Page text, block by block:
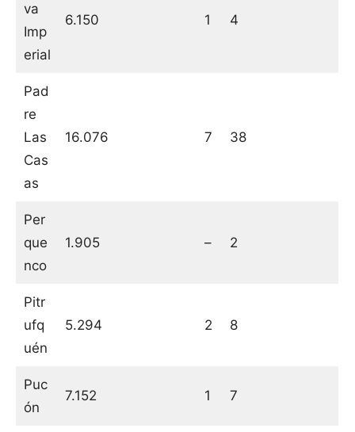
va
Imp
erial
6.150 1 4
Pad
re
Las
Cas
as
16.076 7 38
Per
que
nco
1.905 – 2
Pitr
ufq
uén
5.294 2 8
Puc
ón
7.152 1 7